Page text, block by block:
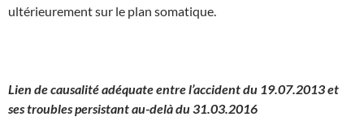
ultérieurement sur le plan somatique.
Lien de causalité adéquate entre l’accident du 19.07.2013 et
ses troubles persistant au-delà du 31.03.2016